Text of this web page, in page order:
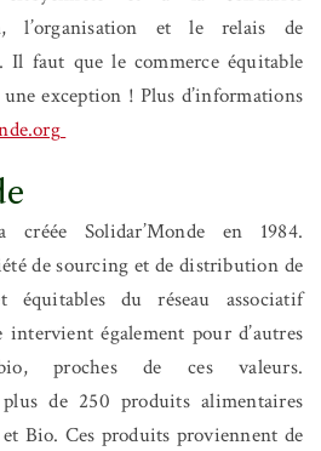
l’organisation et le relais de
Il faut que le commerce équitable
exception ! Plus d’informations
Solidar’Monde en 1984.
de sourcing et de distribution de
équitables du réseau associatif
également pour d’autres
proches de ces valeurs.
de 250 produits alimentaires
Bio. Ces produits proviennent de